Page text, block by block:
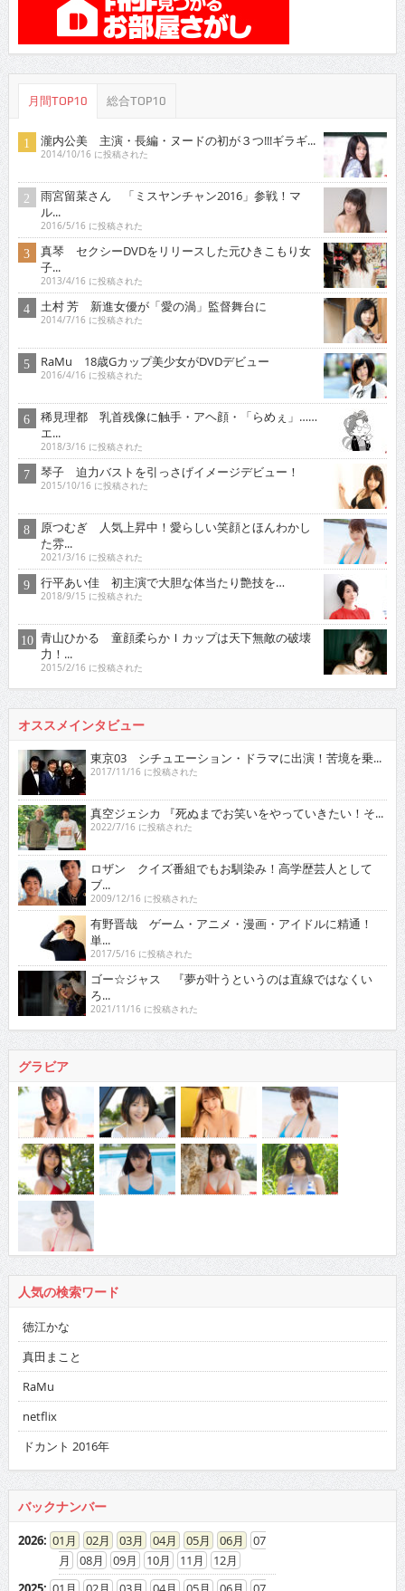
月間TOP10 総合TOP10
瀧内公美 主演・長編・ヌードの初が３つ!!!ギラギ...
2014/10/16 に投稿された
雨宮留菜さん 「ミスヤンチャン2016」参戦！マ
ル...
2016/5/16 に投稿された
真琴 セクシーDVDをリリースした元ひきこもり女
子...
2013/4/16 に投稿された
土村 芳 新進女優が「愛の渦」監督舞台に
2014/7/16 に投稿された
RaMu 18歳Gカップ美少女がDVDデビュー
2016/4/16 に投稿された
稀見理都 乳首残像に触手・アヘ顔・「らめぇ」……
エ...
2018/3/16 に投稿された
琴子 迫力バストを引っさげイメージデビュー！
2015/10/16 に投稿された
原つむぎ 人気上昇中！愛らしい笑顔とほんわかし
た雰...
2021/3/16 に投稿された
行平あい佳 初主演で大胆な体当たり艶技を…
2018/9/15 に投稿された
青山ひかる 童顔柔らかＩカップは天下無敵の破壊
力！...
2015/2/16 に投稿された
オススメインタビュー
東京03 シチュエーション・ドラマに出演！苦境を乗...
2017/11/16 に投稿された
真空ジェシカ 『死ぬまでお笑いをやっていきたい！そ...
2022/7/16 に投稿された
ロザン クイズ番組でもお馴染み！高学歴芸人として
ブ...
2009/12/16 に投稿された
有野晋哉 ゲーム・アニメ・漫画・アイドルに精通！
単...
2017/5/16 に投稿された
ゴー☆ジャス 『夢が叶うというのは直線ではなくい
ろ...
2021/11/16 に投稿された
グラビア
人気の検索ワード
徳江かな
真田まこと
RaMu
netflix
ドカント 2016年
バックナンバー
2026: 01 02 03 04 05 06
07
08
09 10 11
12